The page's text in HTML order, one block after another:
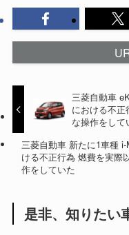
三菱自動車
における不
な操作をして
三菱自動車 新たに1車種
ける不正行為 燃費を実際
作をしていた
是非、知りたい